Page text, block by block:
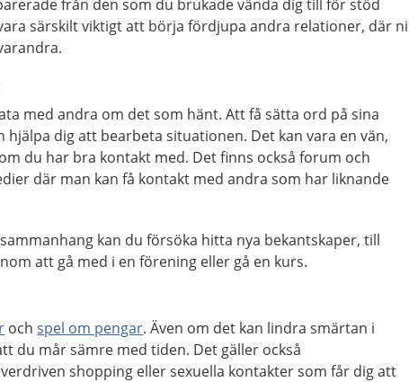
från den som du brukade vända dig till för stöd
särskilt viktigt att börja fördjupa andra relationer, där ni
med andra om det som hänt. Att få sätta ord på sina
hjälpa dig att bearbeta situationen. Det kan vara en vän,
du har bra kontakt med. Det finns också forum och
där man kan få kontakt med andra som har liknande
kan du försöka hitta nya bekantskaper, till
att gå med i en förening eller gå en kurs.
ochspel om pengar. Även om det kan lindra smärtan i
du mår sämre med tiden. Det gäller också
shopping eller sexuella kontakter som får dig att